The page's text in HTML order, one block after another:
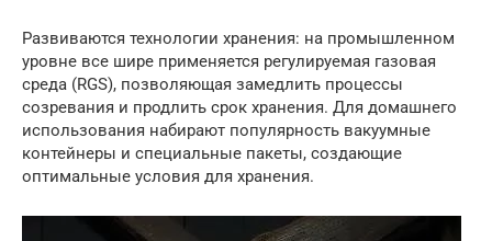
Развиваются технологии хранения: на промышленном
уровне все шире применяется регулируемая газовая
среда (RGS), позволяющая замедлить процессы
созревания и продлить срок хранения. Для домашнего
использования набирают популярность вакуумные
контейнеры и специальные пакеты, создающие
оптимальные условия для хранения.